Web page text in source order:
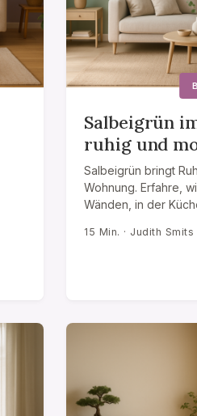
Salbeigrün
ruhig und
Salbeigrün bringt
Wohnung. Erfahre,
Wänden, in der
15 Min. · Judith Smits